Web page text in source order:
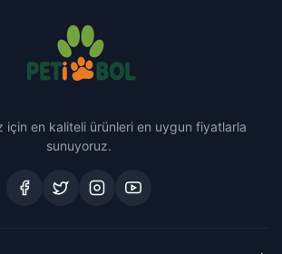
için en kaliteli ürünleri en uygun fiyatlarla
sunuyoruz.